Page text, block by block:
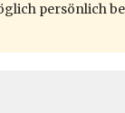
persönlich